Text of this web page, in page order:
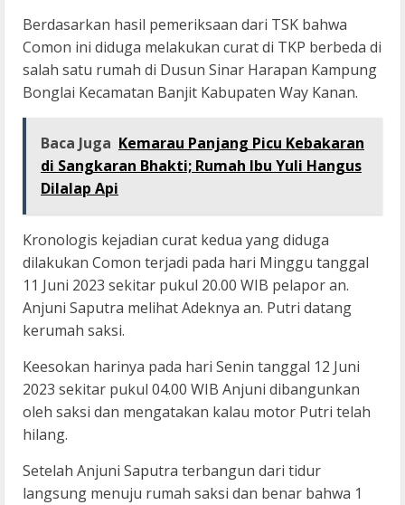
Berdasarkan hasil pemeriksaan dari TSK bahwa
Comon ini diduga melakukan curat di TKP berbeda di
salah satu rumah di Dusun Sinar Harapan Kampung
Bonglai Kecamatan Banjit Kabupaten Way Kanan.
Baca Juga Kemarau Panjang Picu Kebakaran
di Sangkaran Bhakti; Rumah Ibu Yuli Hangus
Dilalap Api
Kronologis kejadian curat kedua yang diduga
dilakukan Comon terjadi pada hari Minggu tanggal
11 Juni 2023 sekitar pukul 20.00 WIB pelapor an.
Anjuni Saputra melihat Adeknya an. Putri datang
kerumah saksi.
Keesokan harinya pada hari Senin tanggal 12 Juni
2023 sekitar pukul 04.00 WIB Anjuni dibangunkan
oleh saksi dan mengatakan kalau motor Putri telah
hilang.
Setelah Anjuni Saputra terbangun dari tidur
langsung menuju rumah saksi dan benar bahwa 1